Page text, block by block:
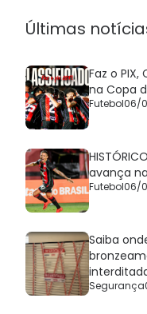
Últimas
Faz o
na Copa
Futebol06/
avança
Futebol06/
Saiba
Segurança